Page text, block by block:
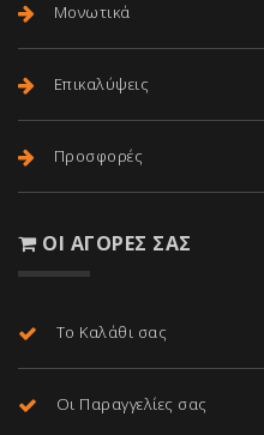
Μονωτικά
Επικαλύψεις
Προσφορές
ΟΙ ΑΓΟΡΈΣ ΣΑΣ
Το Καλάθι σας
Οι Παραγγελίες σας